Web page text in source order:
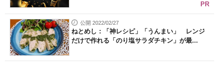
PR
公開 2022/02/27
ねとめし：「神レシピ」「うんまい」 レンジ
だけで作れる「のり塩サラダチキン」が最...